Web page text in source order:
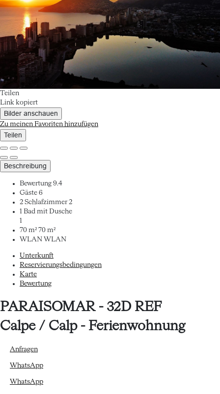
Teilen
Link kopiert
Bilder anschauen
Zu meinen Favoriten hinzufügen
Teilen
Beschreibung
Bewertung 9.4
Gäste 6
2 Schlafzimmer 2
1 Bad mit Dusche
1
70 m² 70 m²
WLAN WLAN
Unterkunft
Reservierungsbedingungen
Karte
Bewertung
PARAISOMAR - 32D REF
Calpe / Calp - Ferienwohnung
Anfragen
WhatsApp
WhatsApp